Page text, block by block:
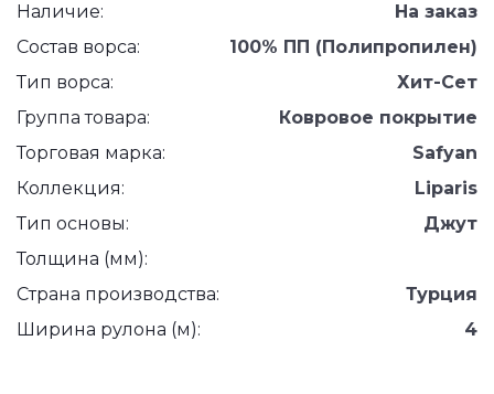
Наличие:
На заказ
Состав ворса:
100% ПП (Полипропилен)
Тип ворса:
Хит-Сет
Группа товара:
Ковровое покрытие
Торговая марка:
Safyan
Коллекция:
Liparis
Тип основы:
Джут
Толщина (мм):
Страна производства:
Турция
Ширина рулона (м):
4